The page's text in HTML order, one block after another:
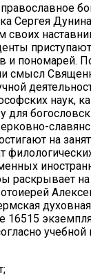
своих
и пономарей.
наук,
на
раскрывает
духовная
16515